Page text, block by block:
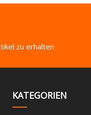
zu erhalten
KATEGORIEN